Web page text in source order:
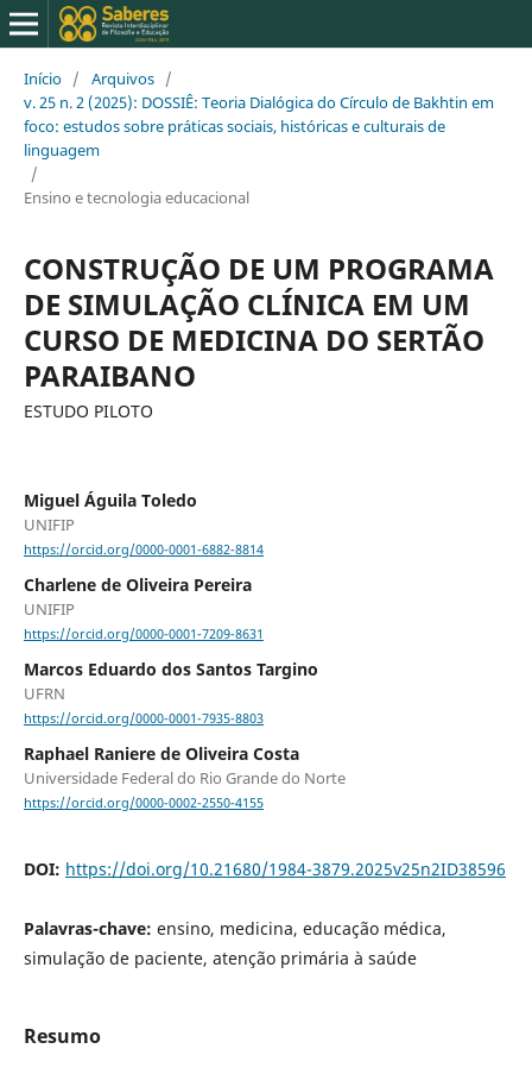
Início / Arquivos /
v. 25 n. 2 (2025): DOSSIÊ: Teoria Dialógica do Círculo de Bakhtin em
foco: estudos sobre práticas sociais, históricas e culturais de
linguagem
/
Ensino e tecnologia educacional
CONSTRUÇÃO DE UM PROGRAMA
DE SIMULAÇÃO CLÍNICA EM UM
CURSO DE MEDICINA DO SERTÃO
PARAIBANO
ESTUDO PILOTO
Miguel Águila Toledo
UNIFIP
https://orcid.org/0000-0001-6882-8814
Charlene de Oliveira Pereira
UNIFIP
https://orcid.org/0000-0001-7209-8631
Marcos Eduardo dos Santos Targino
UFRN
https://orcid.org/0000-0001-7935-8803
Raphael Raniere de Oliveira Costa
Universidade Federal do Rio Grande do Norte
https://orcid.org/0000-0002-2550-4155
DOI: https://doi.org/10.21680/1984-3879.2025v25n2ID38596
Palavras-chave: ensino, medicina, educação médica,
simulação de paciente, atenção primária à saúde
Resumo